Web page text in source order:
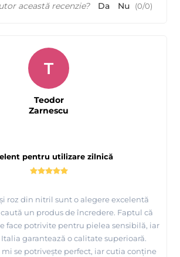
această recenzie? Da Nu (0/0)
pentru utilizare zilnică
roz din nitril sunt o alegere excelentă
un produs de încredere. Faptul că
face potrivite pentru pielea sensibilă, iar
garantează o calitate superioară.
se potrivește perfect, iar cutia conține
T
Teodor
Zarnescu